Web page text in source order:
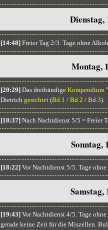
Dienstag,
[14:48]Freier Tag 2/3. Tage ohne
Montag,
[20:29]Das dreibändige Kompendium
Dietrich gesichtet(Bd.1 / Bd.2 / Bd.3).
[18:37]Nach Nachtdienst 5/5 = Freier
Sonntag,
[18:22]Vor Nachtdienst 5/5. Tage
Samstag,
[19:43]Vor Nachtdienst 4/5. Tage
gerade keine Zeit für die Miszellen.